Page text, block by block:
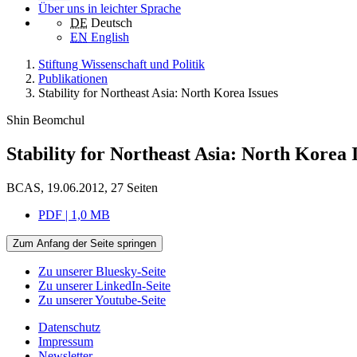
Über uns in leichter Sprache
DE Deutsch
EN English
Stiftung Wissenschaft und Politik
Publikationen
Stability for Northeast Asia: North Korea Issues
Shin Beomchul
Stability for Northeast Asia: North Korea
BCAS, 19.06.2012, 27 Seiten
PDF | 1,0 MB
Zum Anfang der Seite springen
Zu unserer Bluesky-Seite
Zu unserer LinkedIn-Seite
Zu unserer Youtube-Seite
Datenschutz
Impressum